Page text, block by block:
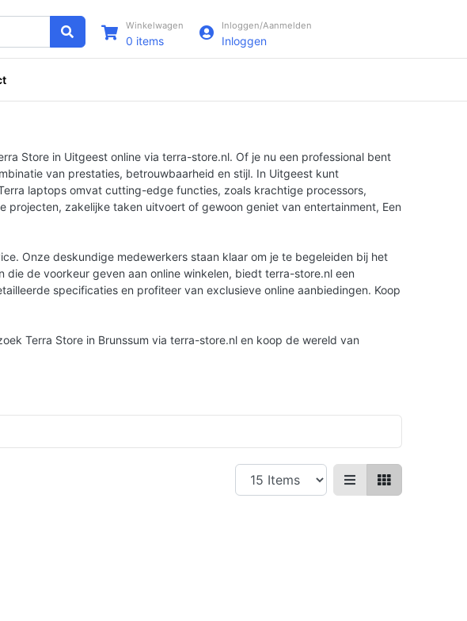
Winkelwagen
0 items
Inloggen/Aanmelden
Inloggen
Store in Uitgeest online via terra-store.nl. Of je nu een professional bent
van prestaties, betrouwbaarheid en stijl. In Uitgeest kunt
laptops omvat cutting-edge functies, zoals krachtige processors,
zakelijke taken uitvoert of gewoon geniet van entertainment, Een
Onze deskundige medewerkers staan klaar om je te begeleiden bij het
de voorkeur geven aan online winkelen, biedt terra-store.nl een
specificaties en profiteer van exclusieve online aanbiedingen. Koop
Terra Store in Brunssum via terra-store.nl en koop de wereld van